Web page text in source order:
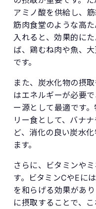
アミノ酸を供給し、
筋肉食堂のような高
入れると、効果的に
ば、鶏むね肉や魚、
です。
また、炭水化物の摂
はエネルギーが必要
ー源として最適です
リー食として、バナ
ど、消化の良い炭水
ます。
さらに、ビタミンや
す。ビタミンCやEに
を和らげる効果があ
に摂取することで、